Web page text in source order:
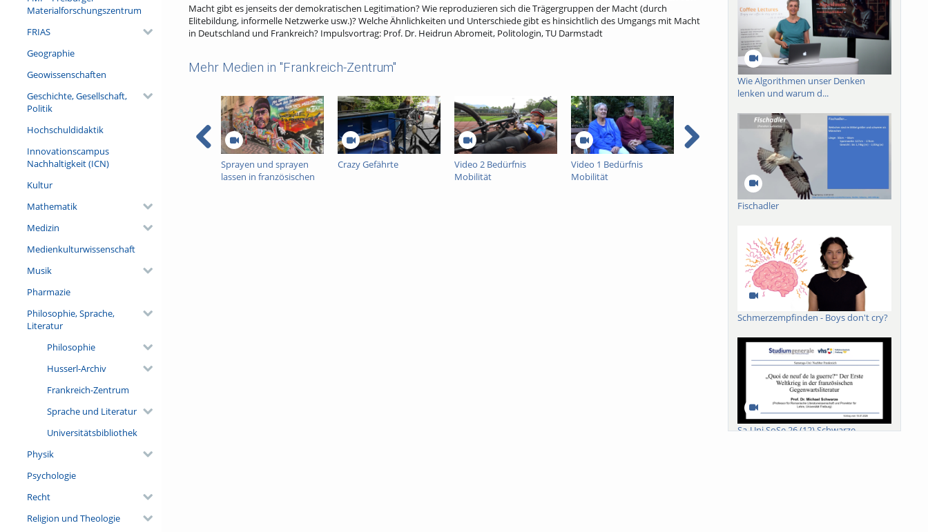
Materialforschungszentrum
FRIAS
Geographie
Geowissenschaften
Geschichte, Gesellschaft,
Politik
Hochschuldidaktik
Innovationscampus
Nachhaltigkeit (ICN)
Kultur
Mathematik
Medizin
Medienkulturwissenschaft
Musik
Pharmazie
Philosophie, Sprache,
Literatur
Philosophie
Husserl-Archiv
Frankreich-Zentrum
Sprache und Literatur
Universitätsbibliothek
Physik
Psychologie
Recht
Religion und Theologie
Macht gibt es jenseits der demokratischen Legitimation? Wie reproduzieren sich die Trägergruppen der Macht (durch
Elitebildung, informelle Netzwerke usw.)? Welche Ähnlichkeiten und Unterschiede gibt es hinsichtlich des Umgangs mit Macht
in Deutschland und Frankreich? Impulsvortrag: Prof. Dr. Heidrun Abromeit, Politologin, TU Darmstadt
Mehr Medien in "Frankreich-Zentrum"
Sprayen und sprayen
lassen in französischen
Crazy Gefährte
Video 2 Bedürfnis
Mobilität
Video 1 Bedürfnis
Mobilität
Grundeinkommen für
freie Kulturschaffende
Wie Algorithmen unser Denken
lenken und warum d...
Fischadler
Schmerzempfinden - Boys don't cry?
Sa-Uni SoSe 26 (12) Schwarze